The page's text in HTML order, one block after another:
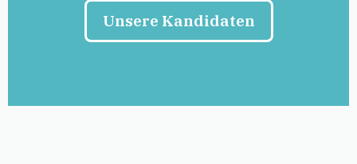
Unsere Kandidaten